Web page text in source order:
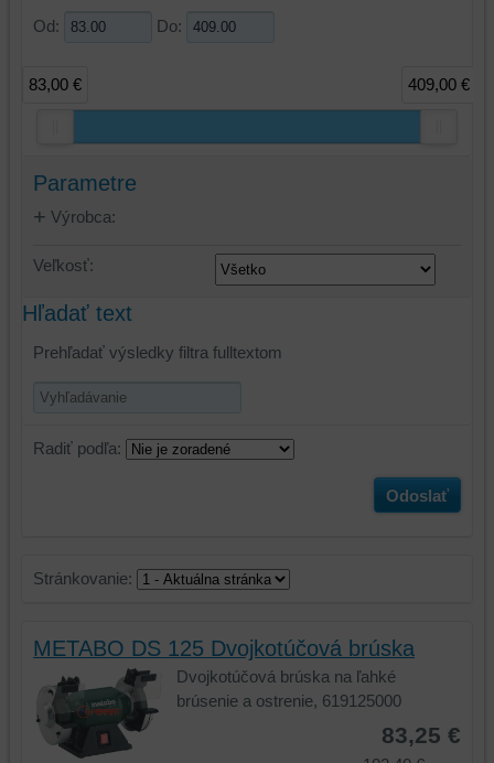
Od: Do:
83,00 € 409,00 €
Parametre
Výrobca:
Veľkosť:
Hľadať text
Prehľadať výsledky filtra fulltextom
Radiť podľa:
Odoslať
Stránkovanie:
METABO DS 125 Dvojkotúčová brúska
Dvojkotúčová brúska na ľahké
brúsenie a ostrenie, 619125000
83,25 €